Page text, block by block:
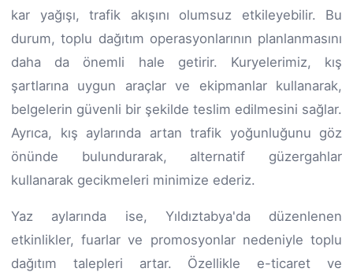
kar yağışı, trafik akışını olumsuz etkileyebilir. Bu
durum, toplu dağıtım operasyonlarının planlanmasını
daha da önemli hale getirir. Kuryelerimiz, kış
şartlarına uygun araçlar ve ekipmanlar kullanarak,
belgelerin güvenli bir şekilde teslim edilmesini sağlar.
Ayrıca, kış aylarında artan trafik yoğunluğunu göz
önünde bulundurarak, alternatif güzergahlar
kullanarak gecikmeleri minimize ederiz.
Yaz aylarında ise, Yıldıztabya'da düzenlenen
etkinlikler, fuarlar ve promosyonlar nedeniyle toplu
dağıtım talepleri artar. Özellikle e-ticaret ve